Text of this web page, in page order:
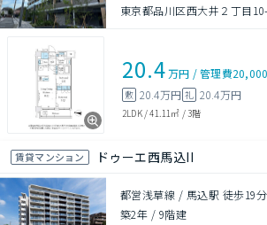
東京都品川区西大井２丁目
20.4万円 /管理費
敷 20.4万円 礼 20.4万円
2LDK/41.11㎡ /3階
賃貸マンション ドゥーエ西馬込II
都営浅草線 / 馬込駅 徒歩19分
築2年 / 9階建